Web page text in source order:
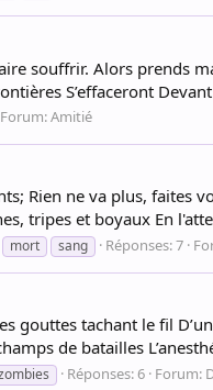
souffrir. Alors prends
S’effaceront
Forum:Amitié
Rien ne va plus, faites
tripes et boyaux En
mort sang Réponses: 7
tachant le fil
de batailles
Réponses: 6 Forum: